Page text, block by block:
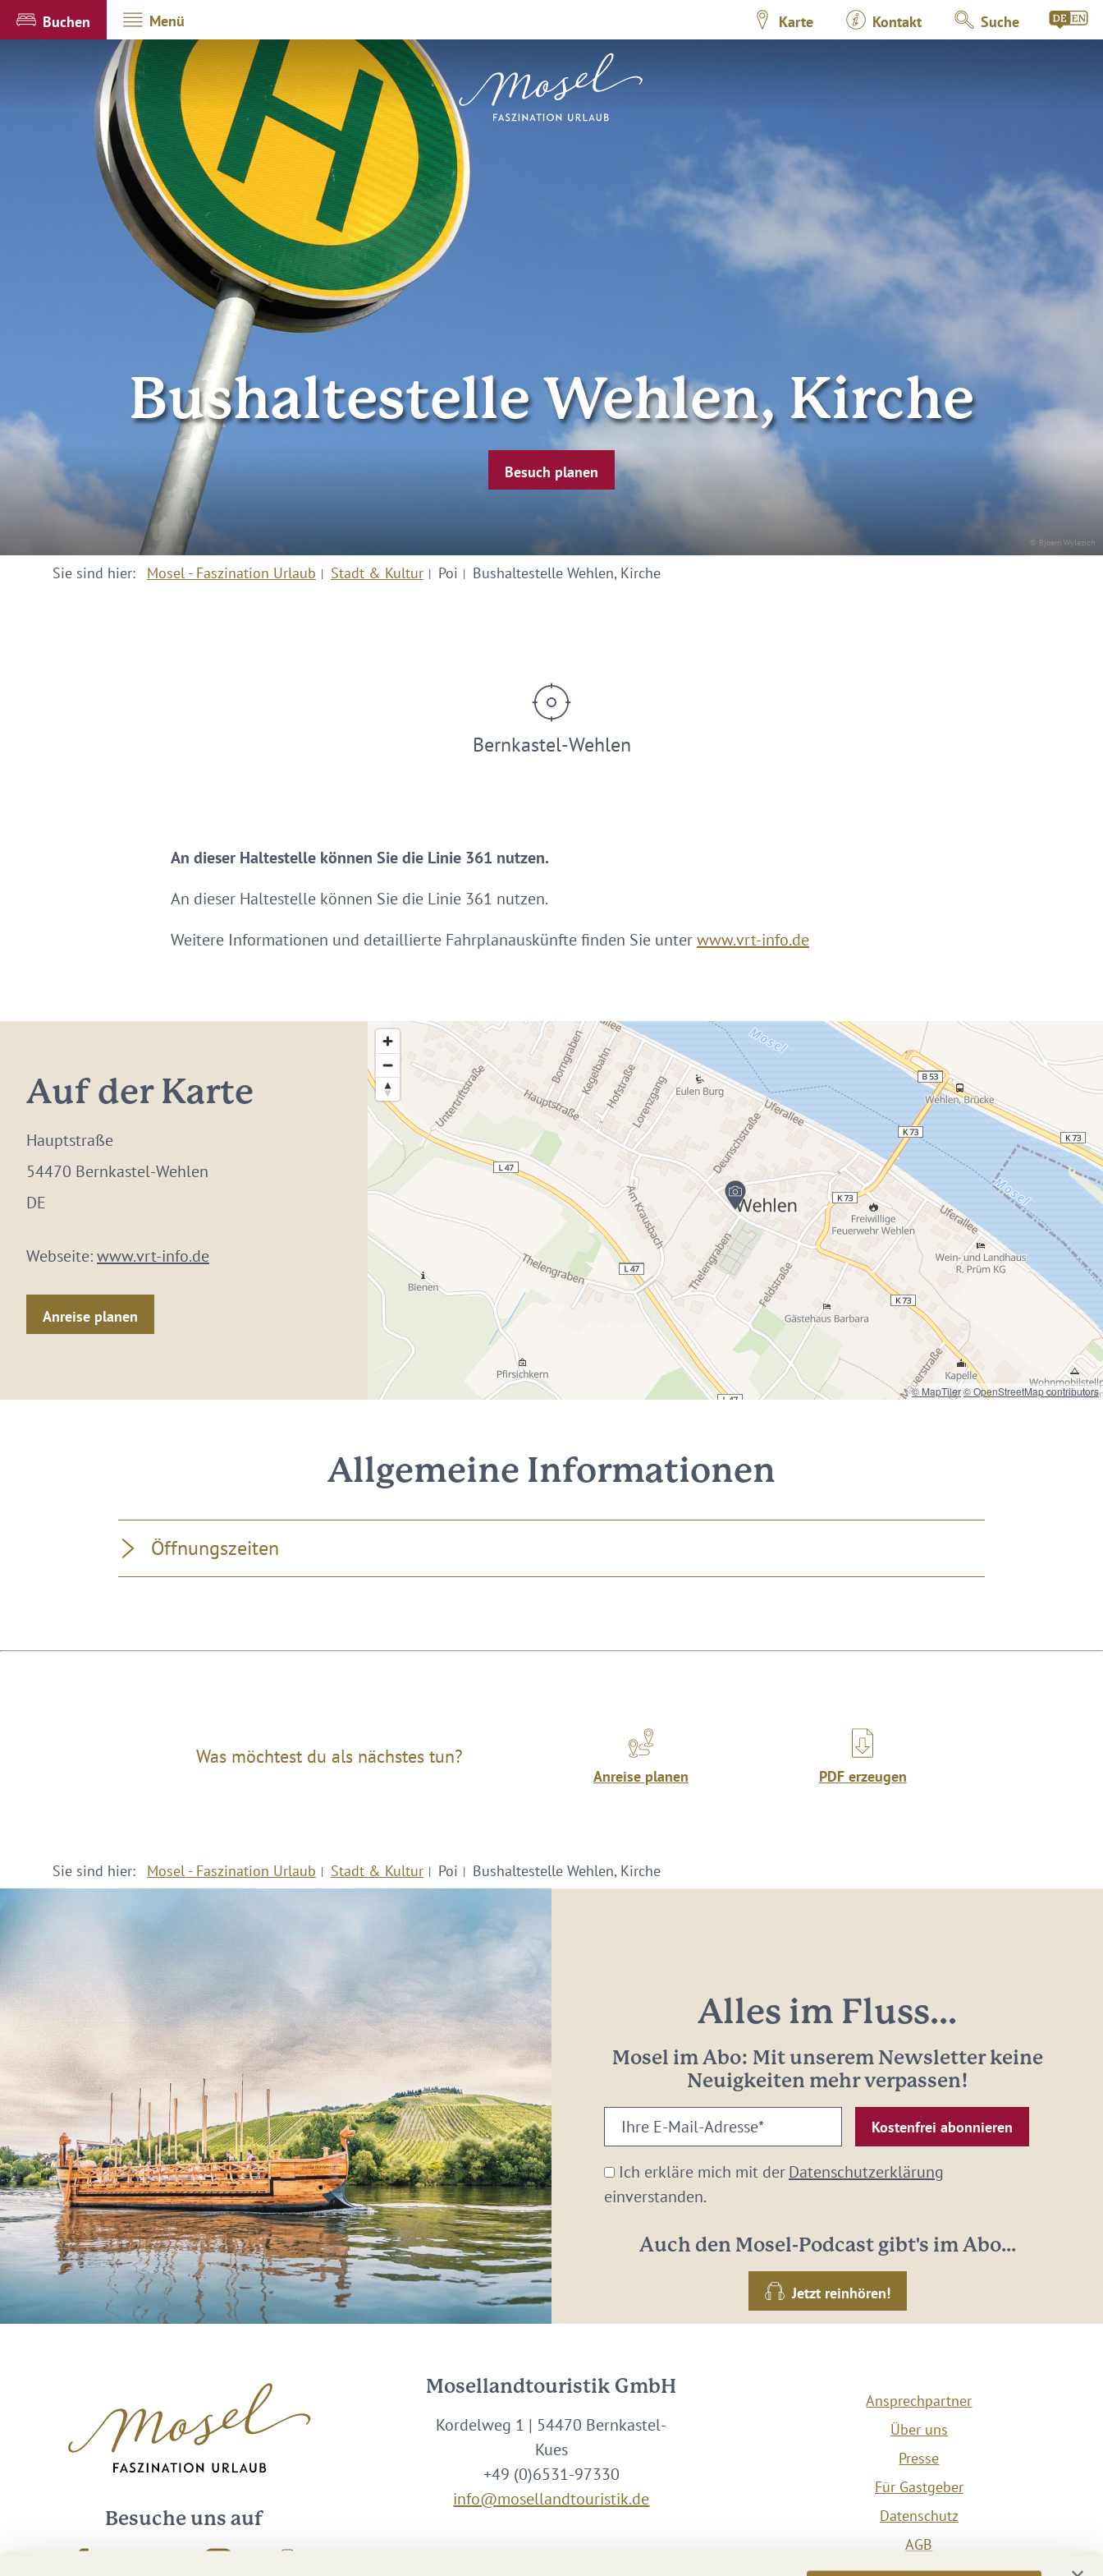
Buchen Menü Karte Kontakt Suche
© Bjoern Wylezich
Bushaltestelle Wehlen, Kirche
Besuch planen
Sie sind hier: Mosel - Faszination Urlaub Stadt & Kultur Poi Bushaltestelle Wehlen, Kirche
Bernkastel-Wehlen
An dieser Haltestelle können Sie die Linie 361 nutzen.
An dieser Haltestelle können Sie die Linie 361 nutzen.
Weitere Informationen und detaillierte Fahrplanauskünfte finden Sie unterwww.vrt-info.de
Auf der Karte
Hauptstraße
54470 Bernkastel-Wehlen
DE
Webseite:www.vrt-info.de
Anreise planen
© MapTiler© OpenStreetMap contributors
Allgemeine Informationen
Öffnungszeiten
Was möchtest du als nächstes tun?
Anreise planen PDF erzeugen
Sie sind hier: Mosel - Faszination Urlaub Stadt & Kultur Poi Bushaltestelle Wehlen, Kirche
Alles im Fluss...
Mosel im Abo: Mit unserem Newsletter keine
Neuigkeiten mehr verpassen!
Ihre
E-
Mail-
Adresse:
Ich erkläre mich mit derDatenschutzerklärung
einverstanden.
Auch den Mosel-Podcast gibt's im Abo...
Jetzt reinhören!
Besuche uns auf
Mosellandtouristik GmbH
Kordelweg 1 | 54470 Bernkastel-
Kues
+49 (0)6531-97330
info@mosellandtouristik.de
Ansprechpartner
Über uns
Presse
Für Gastgeber
Datenschutz
AGB